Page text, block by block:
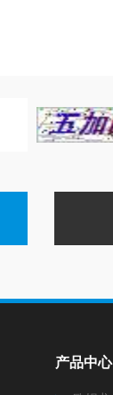
产品中心